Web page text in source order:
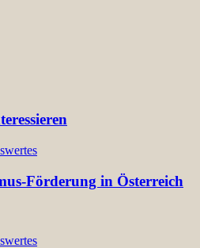
Förderung in Österreich